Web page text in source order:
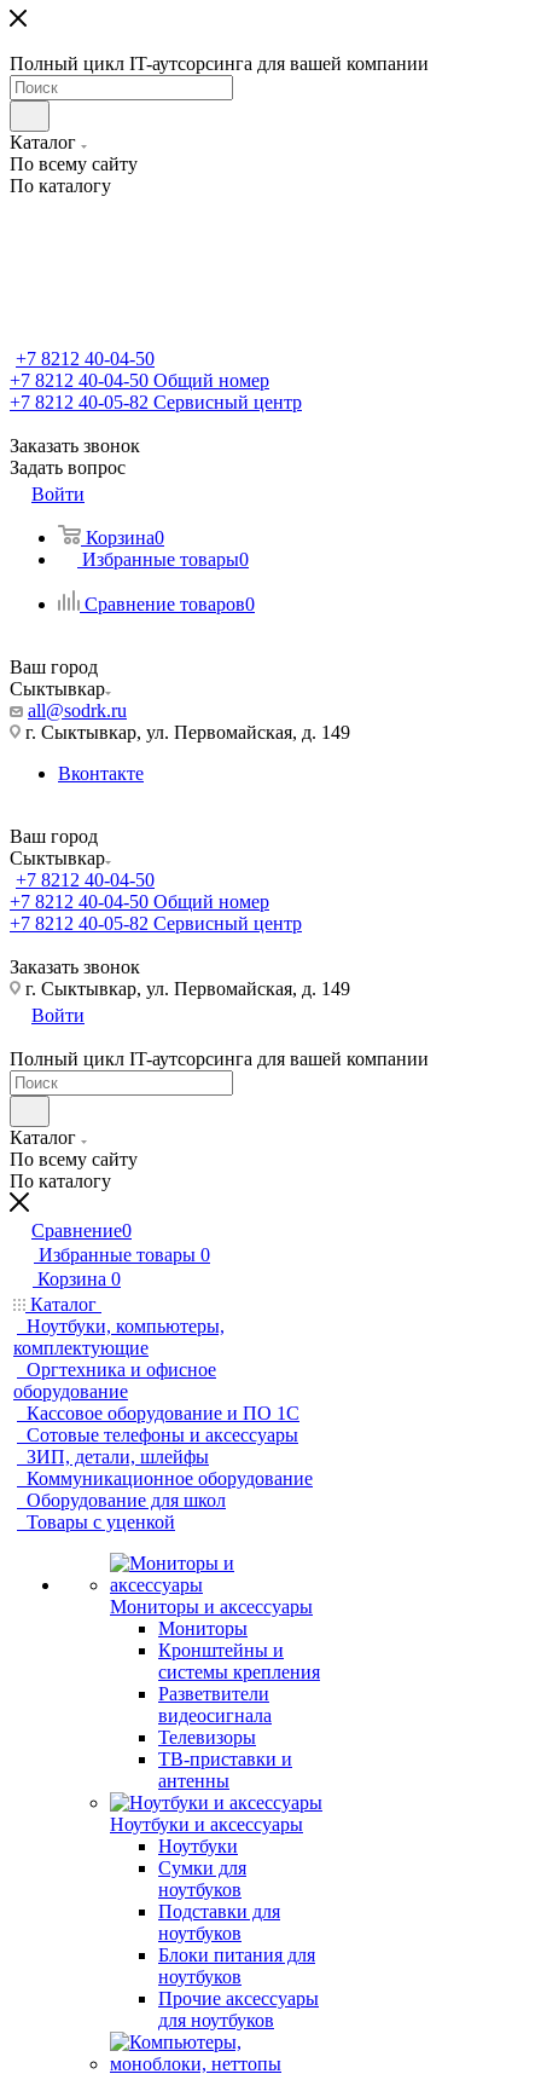
Полный цикл IT-аутсорсинга для вашей компании
Каталог
По всему сайту
По каталогу
+7 8212 40-04-50
+7 8212 40-04-50 Общий номер
+7 8212 40-05-82 Сервисный центр
Заказать звонок
Задать вопрос
Войти
Корзина0
Избранные товары0
Сравнение товаров0
Ваш город
Сыктывкар
all@sodrk.ru
г. Сыктывкар, ул. Первомайская, д. 149
Вконтакте
Ваш город
Сыктывкар
+7 8212 40-04-50
+7 8212 40-04-50 Общий номер
+7 8212 40-05-82 Сервисный центр
Заказать звонок
г. Сыктывкар, ул. Первомайская, д. 149
Войти
Полный цикл IT-аутсорсинга для вашей компании
Каталог
По всему сайту
По каталогу
Сравнение0
Избранные товары 0
Корзина 0
Каталог
Ноутбуки, компьютеры,
комплектующие
Оргтехника и офисное
оборудование
Кассовое оборудование и ПО 1С
Сотовые телефоны и аксессуары
ЗИП, детали, шлейфы
Коммуникационное оборудование
Оборудование для школ
Товары с уценкой
Мониторы и аксессуары
Мониторы
Кронштейны и
системы крепления
Разветвители
видеосигнала
Телевизоры
ТВ-приставки и
антенны
Ноутбуки и аксессуары
Ноутбуки
Сумки для
ноутбуков
Подставки для
ноутбуков
Блоки питания для
ноутбуков
Прочие аксессуары
для ноутбуков